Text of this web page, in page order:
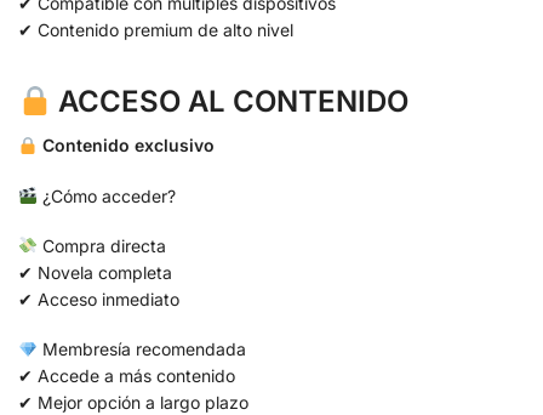
✔ Contenido premium de alto nivel
ACCESO AL CONTENIDO
Contenido exclusivo
¿Cómo acceder?
Compra directa
✔ Novela completa
✔ Acceso inmediato
Membresía recomendada
✔ Accede a más contenido
✔ Mejor opción a largo plazo